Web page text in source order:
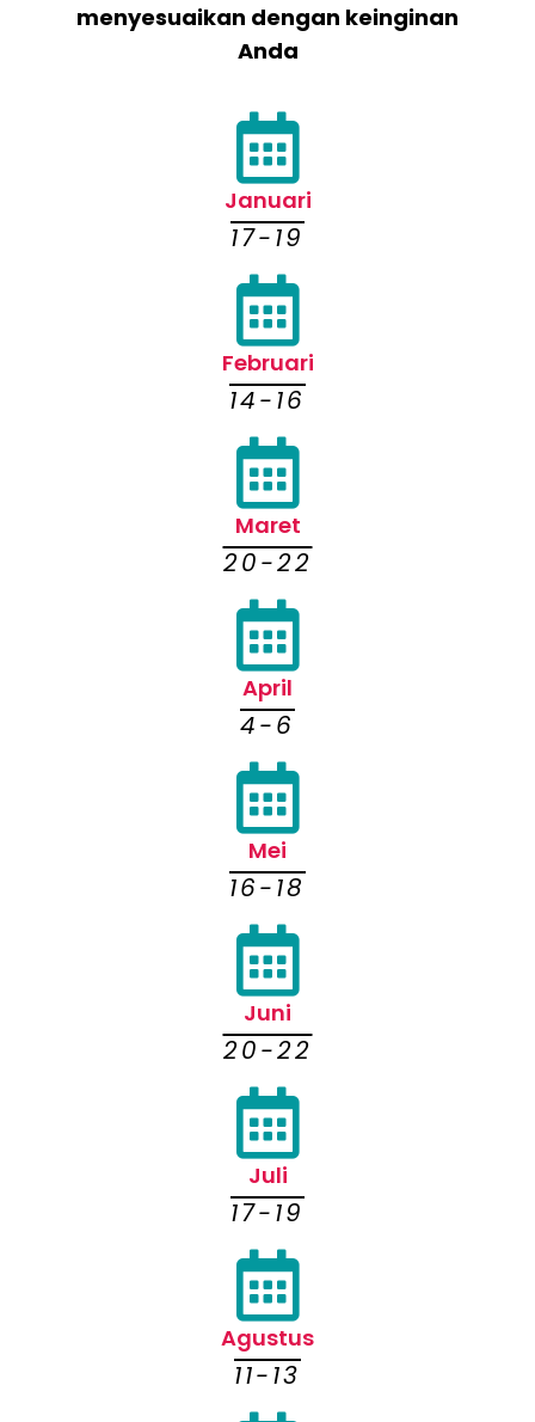
menyesuaikan dengan keinginan
Anda
Januari
17-19
Februari
14-16
Maret
20-22
April
4-6
Mei
16-18
Juni
20-22
Juli
17-19
Agustus
11-13